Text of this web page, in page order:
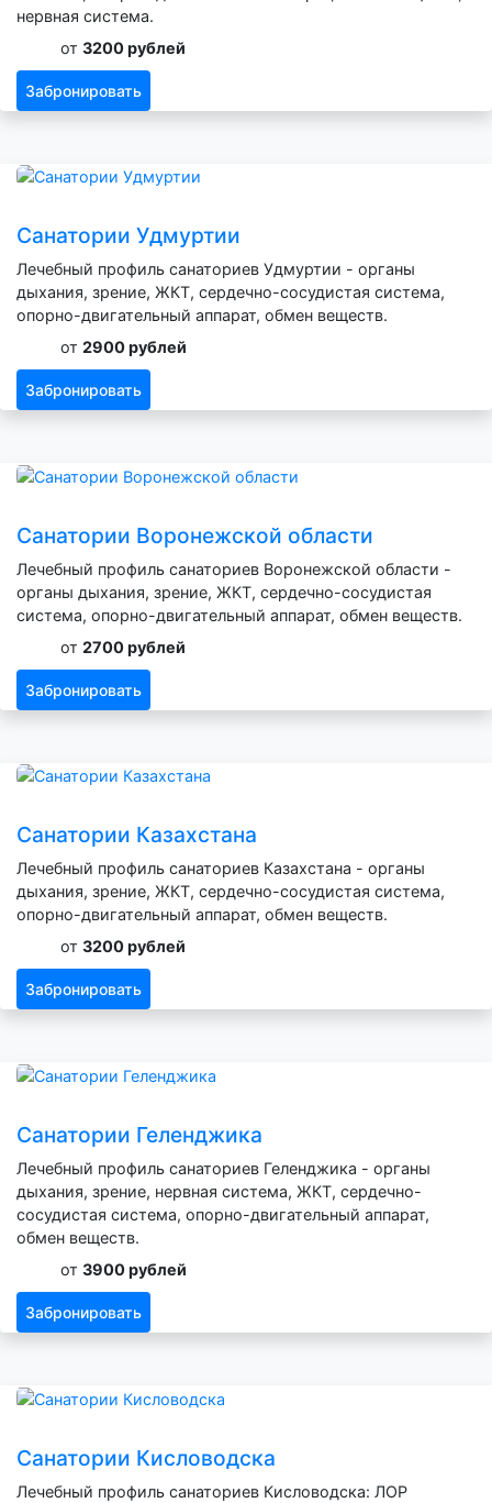
нервная система.
от 3200 рублей
Забронировать
Санатории Удмуртии
Лечебный профиль санаториев Удмуртии - органы
дыхания, зрение, ЖКТ, сердечно-сосудистая система,
опорно-двигательный аппарат, обмен веществ.
от 2900 рублей
Забронировать
Санатории Воронежской области
Лечебный профиль санаториев Воронежской области -
органы дыхания, зрение, ЖКТ, сердечно-сосудистая
система, опорно-двигательный аппарат, обмен веществ.
от 2700 рублей
Забронировать
Санатории Казахстана
Лечебный профиль санаториев Казахстана - органы
дыхания, зрение, ЖКТ, сердечно-сосудистая система,
опорно-двигательный аппарат, обмен веществ.
от 3200 рублей
Забронировать
Санатории Геленджика
Лечебный профиль санаториев Геленджика - органы
дыхания, зрение, нервная система, ЖКТ, сердечно-
сосудистая система, опорно-двигательный аппарат,
обмен веществ.
от 3900 рублей
Забронировать
Санатории Кисловодска
Лечебный профиль санаториев Кисловодска: ЛОР